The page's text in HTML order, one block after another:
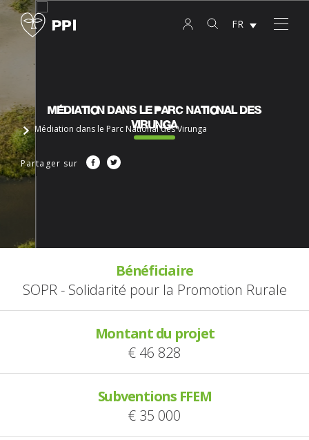
FR
Médiation dans le Parc National des
Virunga
Médiation dans le Parc National des Virunga
Partager sur
Bénéficiaire
SOPR - Solidarité pour la Promotion Rurale
Montant du projet
€ 46 828
Subventions FFEM
€ 35 000